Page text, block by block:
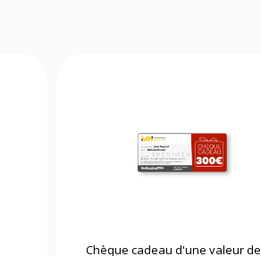
Chèque cadeau d'une valeur de